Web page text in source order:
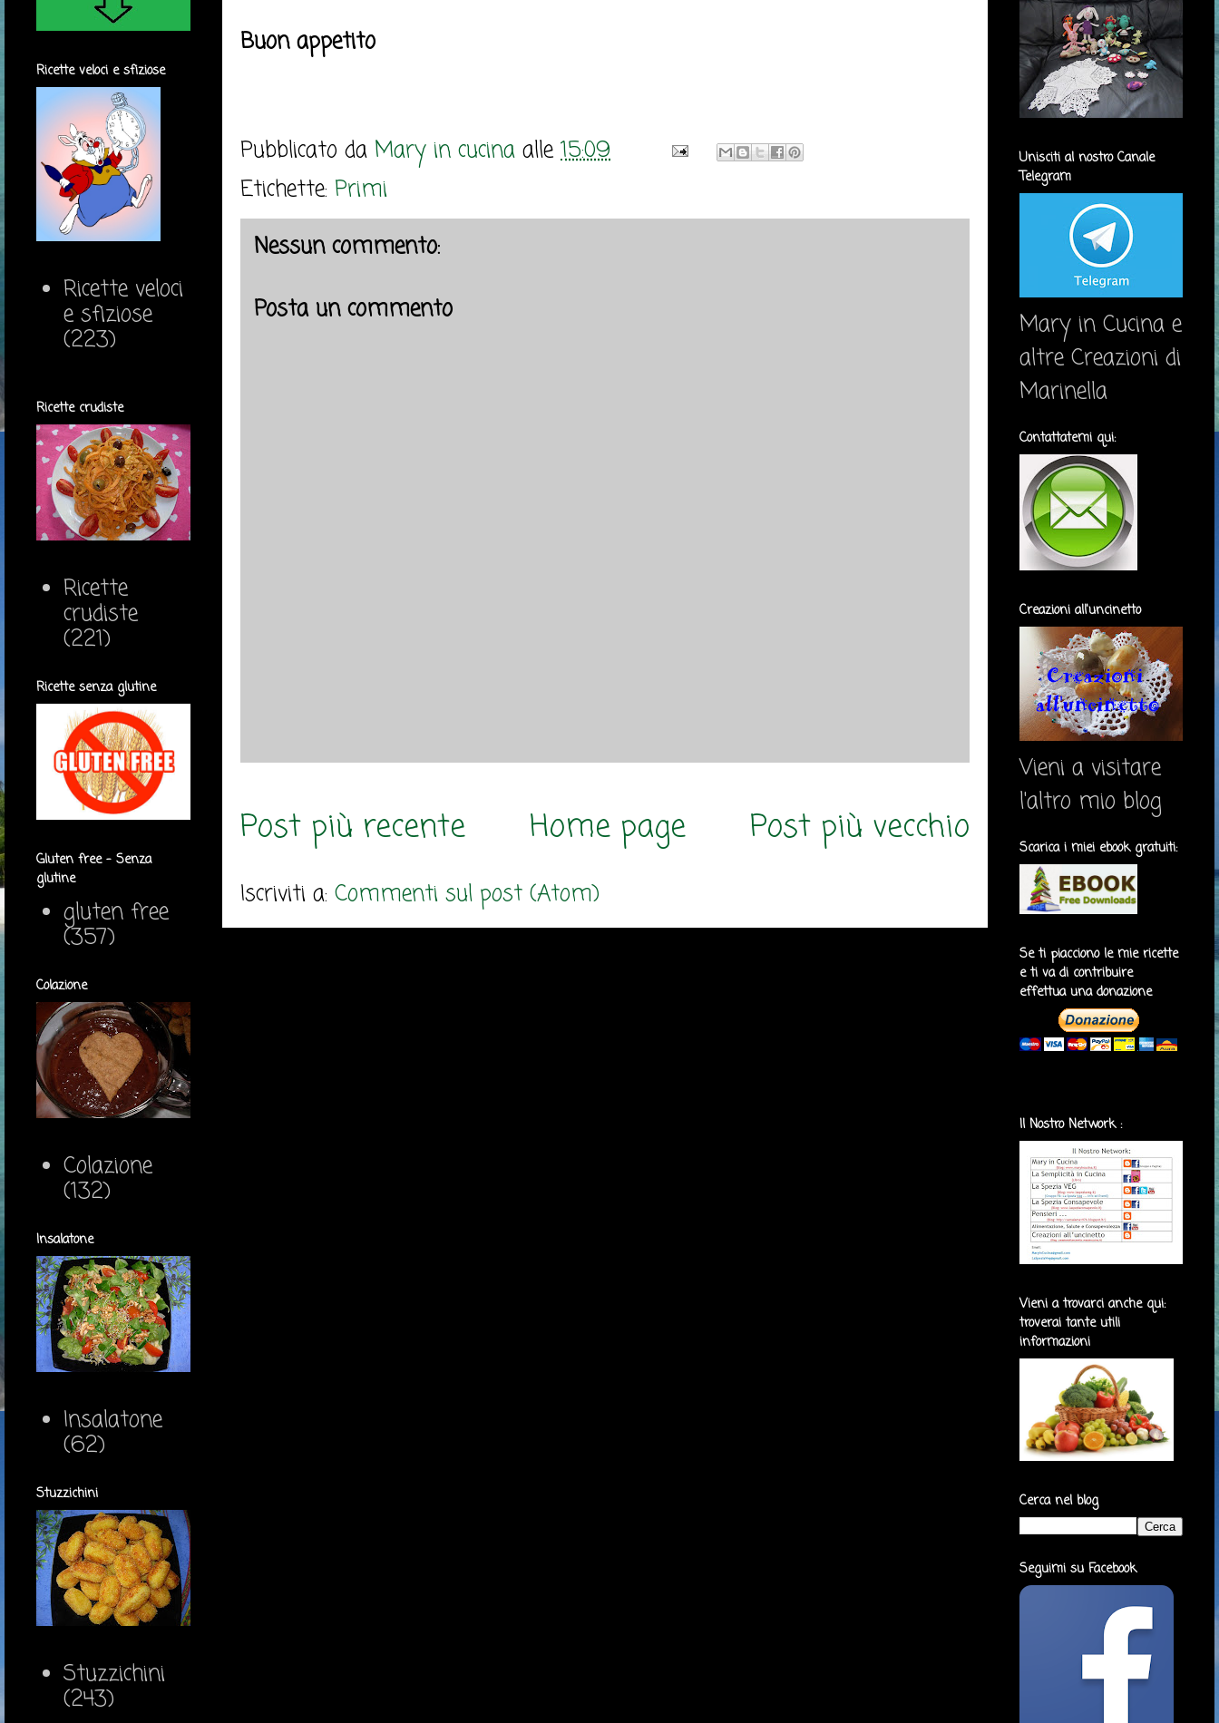
Buon appetito
Pubblicato da Mary in cucina alle 15:09
Etichette: Primi
Nessun commento:
Posta un commento
Post più recente Post più vecchio
Home page
Iscriviti a: Commenti sul post (Atom)
Ricette veloci e sfiziose
Ricette veloci
e sfiziose
(223)
Ricette crudiste
Ricette
crudiste
(221)
Ricette senza glutine
Gluten free - Senza
glutine
gluten free
(357)
Colazione
Colazione
(132)
Insalatone
Insalatone
(62)
Stuzzichini
Stuzzichini
(243)
Unisciti al nostro Canale
Telegram
Mary in Cucina e
altre Creazioni di
Marinella
Contattatemi qui:
Creazioni all'uncinetto
Vieni a visitare
l'altro mio blog
Scarica i miei ebook gratuiti:
Se ti piacciono le mie ricette
e ti va di contribuire
effettua una donazione
Il Nostro Network :
Vieni a trovarci anche qui:
troverai tante utili
informazioni
Cerca nel blog
Seguimi su Facebook